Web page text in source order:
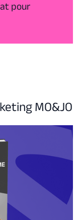
pour
MO&JO